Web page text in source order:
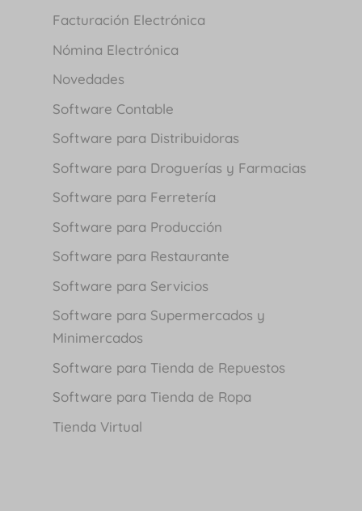
Facturación Electrónica
Nómina Electrónica
Novedades
Software Contable
Software para Distribuidoras
Software para Droguerías y Farmacias
Software para Ferretería
Software para Producción
Software para Restaurante
Software para Servicios
Software para Supermercados y
Minimercados
Software para Tienda de Repuestos
Software para Tienda de Ropa
Tienda Virtual